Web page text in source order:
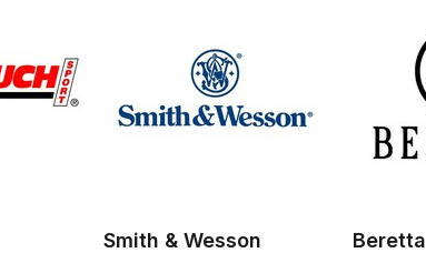
Smith & Wesson Beretta